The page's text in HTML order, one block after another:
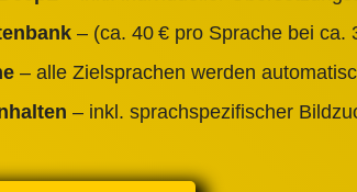
– (ca. 40 € pro Sprache bei ca.
– alle Zielsprachen werden
– inkl. sprachspezifischer